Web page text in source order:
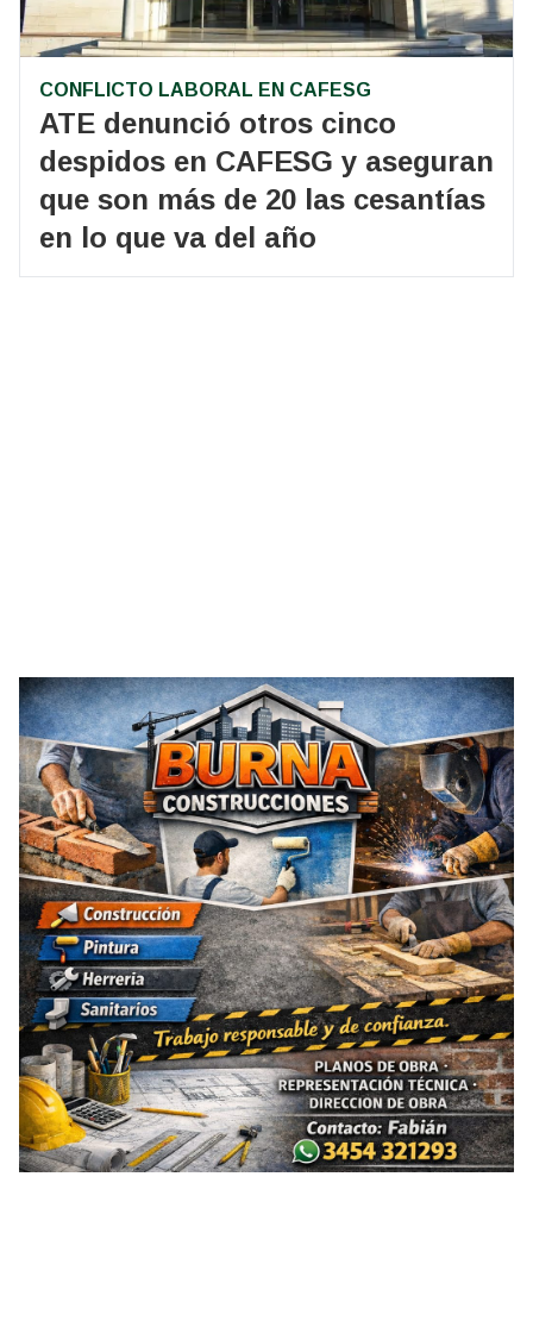
CONFLICTO LABORAL EN CAFESG
ATE denunció otros cinco
despidos en CAFESG y aseguran
que son más de 20 las cesantías
en lo que va del año